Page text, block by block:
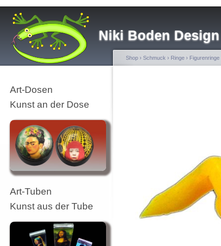
Niki Boden Design
Art-Dosen
Kunst an der Dose
Art-Tuben
Kunst aus der Tube
Shop › Schmuck › Ringe › Figurenringe